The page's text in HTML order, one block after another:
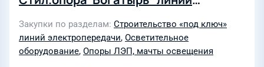
"ВЛ-110 кВ Районная-Пенкино" для
нужд филиала "Владимирэнерго"
Закупки по разделам Строительство «под ключ»
линий электропередачи, Осветительное
оборудование, Опоры ЛЭП, мачты освещения